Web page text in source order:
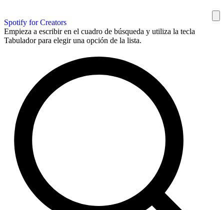
Spotify for Creators
Empieza a escribir en el cuadro de búsqueda y utiliza la tecla
Tabulador para elegir una opción de la lista.